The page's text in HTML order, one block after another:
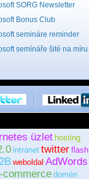
SORG Newsletter
Bonus Club
semináre reminder
semínáře šité na míru
üzlet hosting
intranet twitter flash
weboldal AdWords
commerce domén